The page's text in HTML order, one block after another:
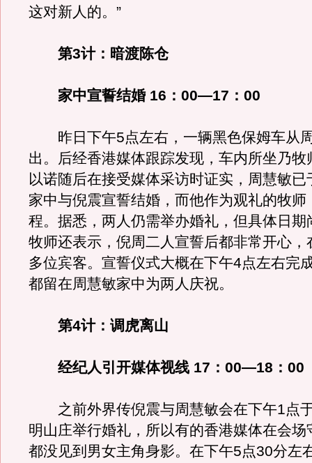
这对新人的。”
第3计：暗渡陈仓
家中宣誓结婚 16：00—17：00
昨日下午5点左右，一辆黑色保姆车从
出。后经香港媒体跟踪发现，车内所坐乃牧
以诺随后在接受媒体采访时证实，周慧敏已
家中与倪震宣誓结婚，而他作为观礼的牧师
程。据悉，两人仍需举办婚礼，但具体日期
牧师还表示，倪周二人宣誓后都非常开心，
多位宾客。宣誓仪式大概在下午4点左右完
都留在周慧敏家中为两人庆祝。
第4计：调虎离山
经纪人引开媒体视线 17：00—18：00
之前外界传倪震与周慧敏会在下午1点
明山庄举行婚礼，所以有的香港媒体在会场
都没见到男女主角身影。在下午5点30分左